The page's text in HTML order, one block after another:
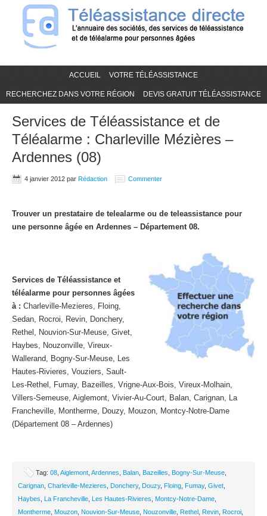
ACCUEIL VOTRE TÉLÉASSISTANCE
RECHERCHEZ DANS VOTRE RÉGION DEVIS GRATUIT TÉLÉASSISTANCE
Services de Téléassistance et de
Téléalarme : Charleville Mézières –
Ardennes (08)
4 janvier 2012 par Rédaction Commenter
Trouver un prestataire de telealarme ou de teleassistance pour
une personne âgée en Ardennes – Département 08.
Services de Téléassistance et
téléalarme pour personnes âgées
à : Charleville-Mezieres, Floing,
Sedan, Rocroi, Revin, Donchery,
Rethel, Nouvion-Sur-Meuse, Givet,
Haybes, Nouzonville, Vireux-
Wallerand, Bogny-Sur-Meuse, Les
Hautes-Rivieres, Vouziers, Sault-
Les-Rethel, Fumay, Bazeilles, Vrigne-Aux-Bois, Vireux-Molhain,
Villers-Semeuse, Aiglemont, Vivier-Au-Court, Balan, Carignan, La
Francheville, Montherme, Douzy, Mouzon, Montcy-Notre-Dame
(Département 08 – Ardennes)
Tag: 08 Aiglemont Ardennes Balan Bazeilles Bogny-Sur-Meuse
Carignan Charleville-Mezieres Donchery, Douzy, Floing Fumay, Givet
Haybes
La Francheville Les Hautes-Rivieres Montcy-Notre-Dame
Montherme Mouzon Nouvion-Sur-Meuse Nouzonville Rethel Revin Rocroi